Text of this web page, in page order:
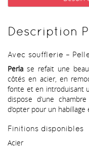
Description
Avec soufflerie –
Perla se refait une
côtés en acier, en
fonte et en introduisant
dispose d’une
d’opter pour un habillage
Finitions disponibles
Acier